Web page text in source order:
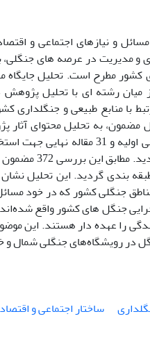
و نیازهای اجتماعی و
و مدیریت در عرصه های
کشور مطرح است. تحلیل جایگاه
میان رشته ای با تحلیل
با منابع طبیعی و جنگلداری
برای بررسی اولیه و 31
بندی گردید. این تحلیل
جنگلی کشور که در خود
جنگل های کشور واقع
را عهده دار هستند. این
در رویشگاه‌های جنگلی شمال و
ساختار اجتماعی و